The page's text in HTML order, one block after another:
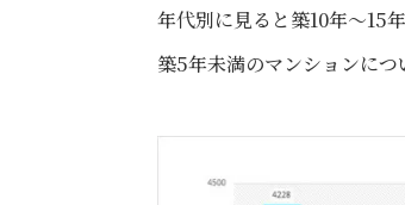
年代別に見ると築10年～15
築5年未満のマンションにつ